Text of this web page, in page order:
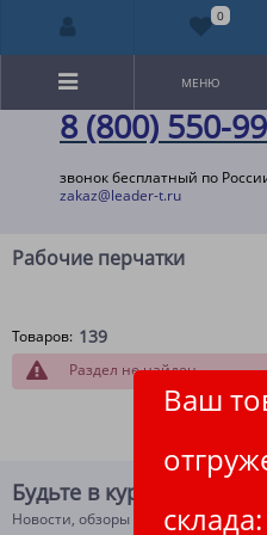
8 (800) 550-
звонок бесплатный по
zakaz@leader-t.ru
Ваш
склада:
МЕНЮ
Рабочие перчатки
Товаров: 139
Раздел не найден
Будьте в курсе!
Новости, обзоры и акции
0